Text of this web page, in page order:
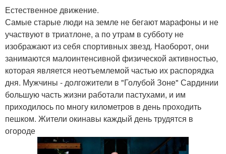
Естественное движение.
Самые старые люди на земле не бегают марафоны и не
участвуют в триатлоне, а по утрам в субботу не
изображают из себя спортивных звезд. Наоборот, они
занимаются малоинтенсивной физической активностью,
которая является неотъемлемой частью их распорядка
дня. Мужчины - долгожители в "Голубой Зоне" Сардинии
большую часть жизни работали пастухами, и им
приходилось по многу километров в день проходить
пешком. Жители окинавы каждый день трудятся в
огороде